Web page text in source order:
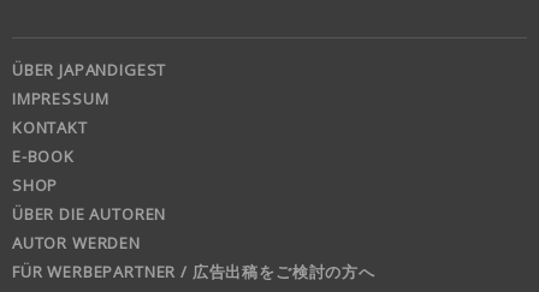
ÜBER JAPANDIGEST
IMPRESSUM
KONTAKT
E-BOOK
SHOP
ÜBER DIE AUTOREN
AUTOR WERDEN
FÜR WERBEPARTNER / 広告出稿をご検討の方へ